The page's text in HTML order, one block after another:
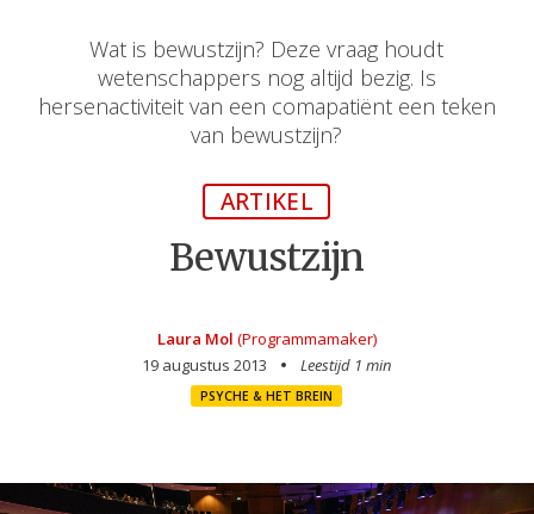
Wat is bewustzijn? Deze vraag houdt
wetenschappers nog altijd bezig. Is
hersenactiviteit van een comapatiënt een teken
van bewustzijn?
ARTIKEL
Bewustzijn
Laura Mol (Programmamaker)
19 augustus 2013
Leestijd 1 min
PSYCHE & HET BREIN